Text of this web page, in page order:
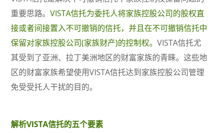
重要思路。VISTA信托为委托人将家族控股公司的股权直
接或者间接置入不可撤销的信托，并且在不可撤销信托中
保留对家族控股公司(家族财产)的控制权。VISTA信托尤
其受到了亚洲、拉丁美洲地区的财富家族的青睐。这些地
区的财富家族希望使用VISTA信托达到家族控股公司管理
免受受托人干扰的目的。
解析VISTA信托的五个要素